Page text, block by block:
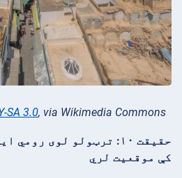
SA 3.0, via Wikimedia Commons
حقیقت ۱۰: ترټولو لوی
کې موقعیت لري